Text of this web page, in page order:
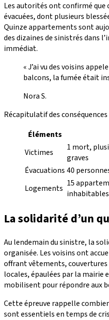
Les autorités ont confirmé
évacuées, dont plusieurs
Quinze appartements sont
des dizaines de sinistrés dans
immédiat.
« J’ai vu des voisins
balcons, la fumée était
Nora S.
Récapitulatif des
Éléments
Victimes
1 mort,
graves
Évacuations 40
Logements 15
inhabitables
La solidarité d’un
Au lendemain du sinistre, la
organisée. Les voisins ont
offrant vêtements, couvertures
locales, épaulées par la mairie
mobilisent pour répondre aux
Cette épreuve rappelle
sont essentiels en temps de